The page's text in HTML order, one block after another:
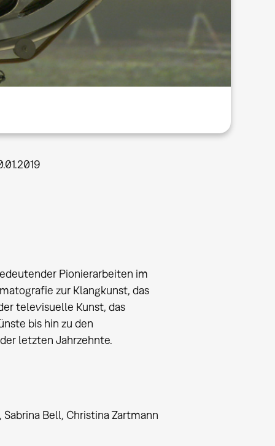
Pionierarbeiten im
zur Klangkunst, das
televisuelle Kunst, das
bis hin zu den
letzten Jahrzehnte.
Sabrina Bell, Christina Zartmann